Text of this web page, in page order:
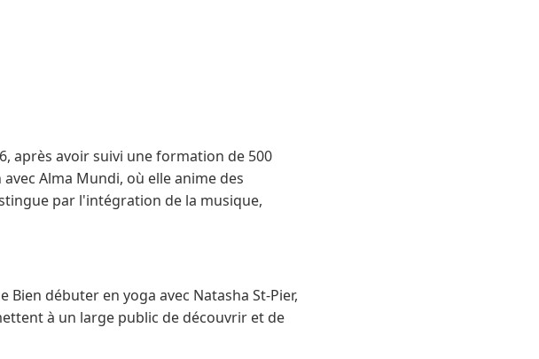
après avoir suivi une formation de 500
Alma Mundi, où elle anime des
par l'intégration de la musique,
débuter en yoga avec Natasha St-Pier,
à un large public de découvrir et de